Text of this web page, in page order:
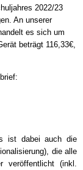
2022/23
An unserer
es sich um
beträgt 116,33€,
ist dabei auch die
die alle
veröffentlicht (inkl.